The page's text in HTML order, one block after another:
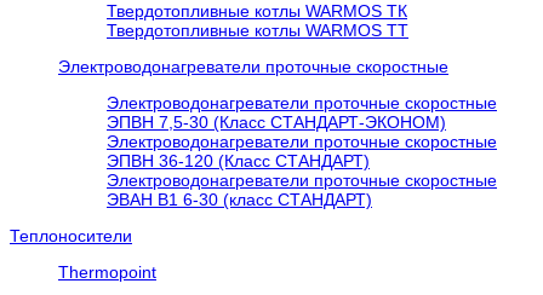
Твердотопливные котлы WARMOS TК
Твердотопливные котлы WARMOS TT
Электроводонагреватели проточные скоростные
Электроводонагреватели проточные скоростные
ЭПВН 7,5-30 (Класс СТАНДАРТ-ЭКОНОМ)
Электроводонагреватели проточные скоростные
ЭПВН 36-120 (Класс СТАНДАРТ)
Электроводонагреватели проточные скоростные
ЭВАН В1 6-30 (класс СТАНДАРТ)
Теплоносители
Thermopoint